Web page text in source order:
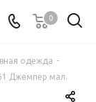
0
одежда -
Джемпер мал.